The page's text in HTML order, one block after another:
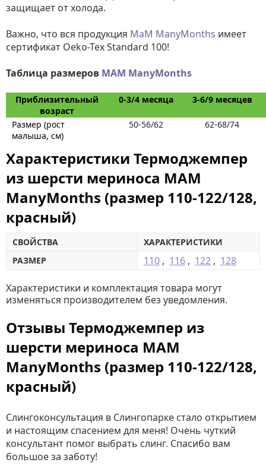
защищает от холода.
Важно, что вся продукция МаМ ManyMonths имеет
сертификат Oeko-Tex Standard 100!
Таблица размеров MAM ManyMonths
Приблизительный
возраст
0-3/4 месяца 3-6/9 месяцев
Размер (рост
малыша, см)
50-56/62 62-68/74
Характеристики Термоджемпер
из шерсти мериноса MAM
ManyMonths (размер 110-122/128,
красный)
СВОЙСТВА
ХАРАКТЕРИСТИКИ
РАЗМЕР
110 , 116 , 122 , 128
Характеристики и комплектация товара могут
изменяться производителем без уведомления.
Отзывы Термоджемпер из
шерсти мериноса MAM
ManyMonths (размер 110-122/128,
красный)
Слингоконсультация в Слингопарке стало открытием
и настоящим спасением для меня! Очень чуткий
консультант помог выбрать слинг. Спасибо вам
большое за заботу!